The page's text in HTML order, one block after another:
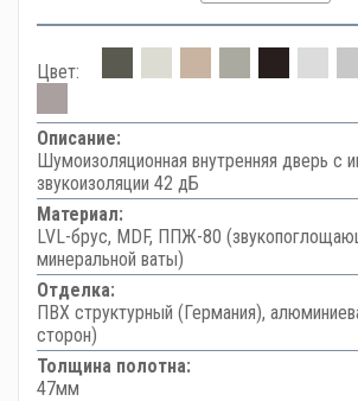
Цвет:
Описание:
Шумоизоляционная внутренняя дверь с
звукоизоляции 42 дБ
Материал:
LVL-брус, MDF, ППЖ-80
минеральной ваты)
Отделка:
ПВХ структурный (Германия),
сторон)
Толщина полотна:
47мм